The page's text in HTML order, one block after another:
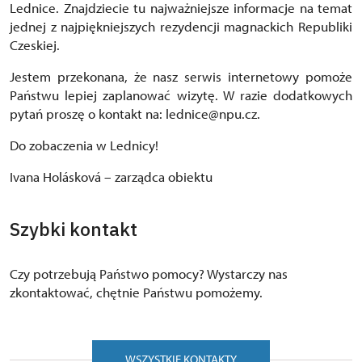
Lednice. Znajdziecie tu najważniejsze informacje na temat
jednej z najpiękniejszych rezydencji magnackich Republiki
Czeskiej.
Jestem przekonana, że nasz serwis internetowy pomoże
Państwu lepiej zaplanować wizytę. W razie dodatkowych
pytań proszę o kontakt na: lednice@npu.cz.
Do zobaczenia w Lednicy!
Ivana Holásková – zarządca obiektu
Szybki kontakt
Czy potrzebują Państwo pomocy? Wystarczy nas
zkontaktować, chętnie Państwu pomożemy.